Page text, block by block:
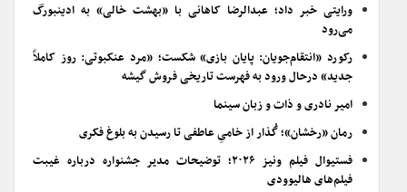
ورایتی خبر داد؛ عبدالرضا کاهانی با «بهشت خالی» به ادینبورگ
می‌رود
رکورد «انتقام‌جویان: پایان بازی» شکست؛ «مرد عنکبوتی: روز کاملاً
جدید» درحال ورود به فهرست تاریخی فروش گیشه
امیر نادری و ذات و زبان سینما
رمان «رخشان»؛ گُذار از خامیِ عاطفی تا رسیدن به بلوغ فکری
فستیوال فیلم ونیز ۲۰۲۶؛ توضیحات مدیر جشنواره درباره غیبت
فیلم‌های هالیوودی